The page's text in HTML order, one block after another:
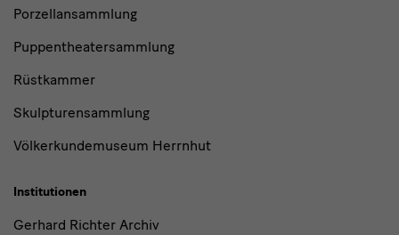
Porzellansammlung
Puppentheatersammlung
Rüstkammer
Skulpturensammlung
Völkerkundemuseum Herrnhut
Institutionen
Gerhard Richter Archiv